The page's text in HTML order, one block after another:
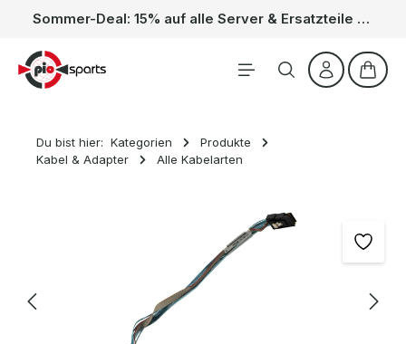
Zum Hauptinhalt springen Sommer-Deal: 15% auf alle Server & Ersatzteile – Kein Code nötig, der Rabatt wird automatisch im Warenkorb abgezogen. Gültig vom 01.06. bis 31.08.
Du bist hier: Kategorien
Produkte
Kabel & Adapter
Alle Kabelarten